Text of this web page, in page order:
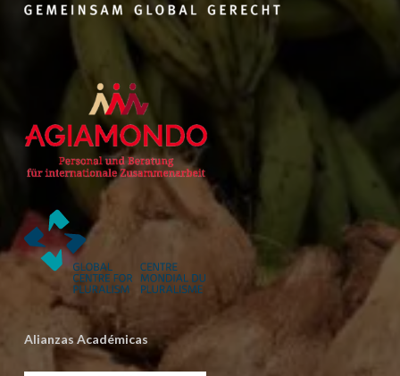
Alianzas Académicas